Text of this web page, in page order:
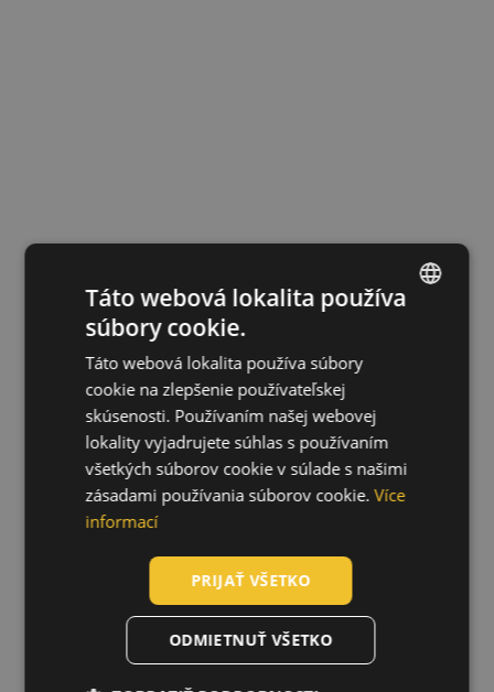
CZECH
SLOVAK
ROMANIAN
LATVIAN
SPANISH
Táto webová lokalita používa
súbory cookie.
Táto webová lokalita používa súbory
cookie na zlepšenie používateľskej
skúsenosti. Používaním našej webovej
lokality vyjadrujete súhlas s používaním
všetkých súborov cookie v súlade s našimi
zásadami používania súborov cookie. Více
informací
PRIJAŤ VŠETKO
ODMIETNUŤ VŠETKO